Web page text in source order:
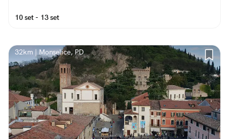
10 set - 13 set
32km | Monselice, PD